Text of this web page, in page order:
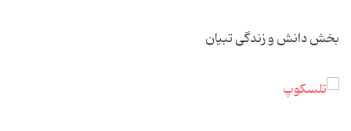
بخش دانش و زندگی تبیان